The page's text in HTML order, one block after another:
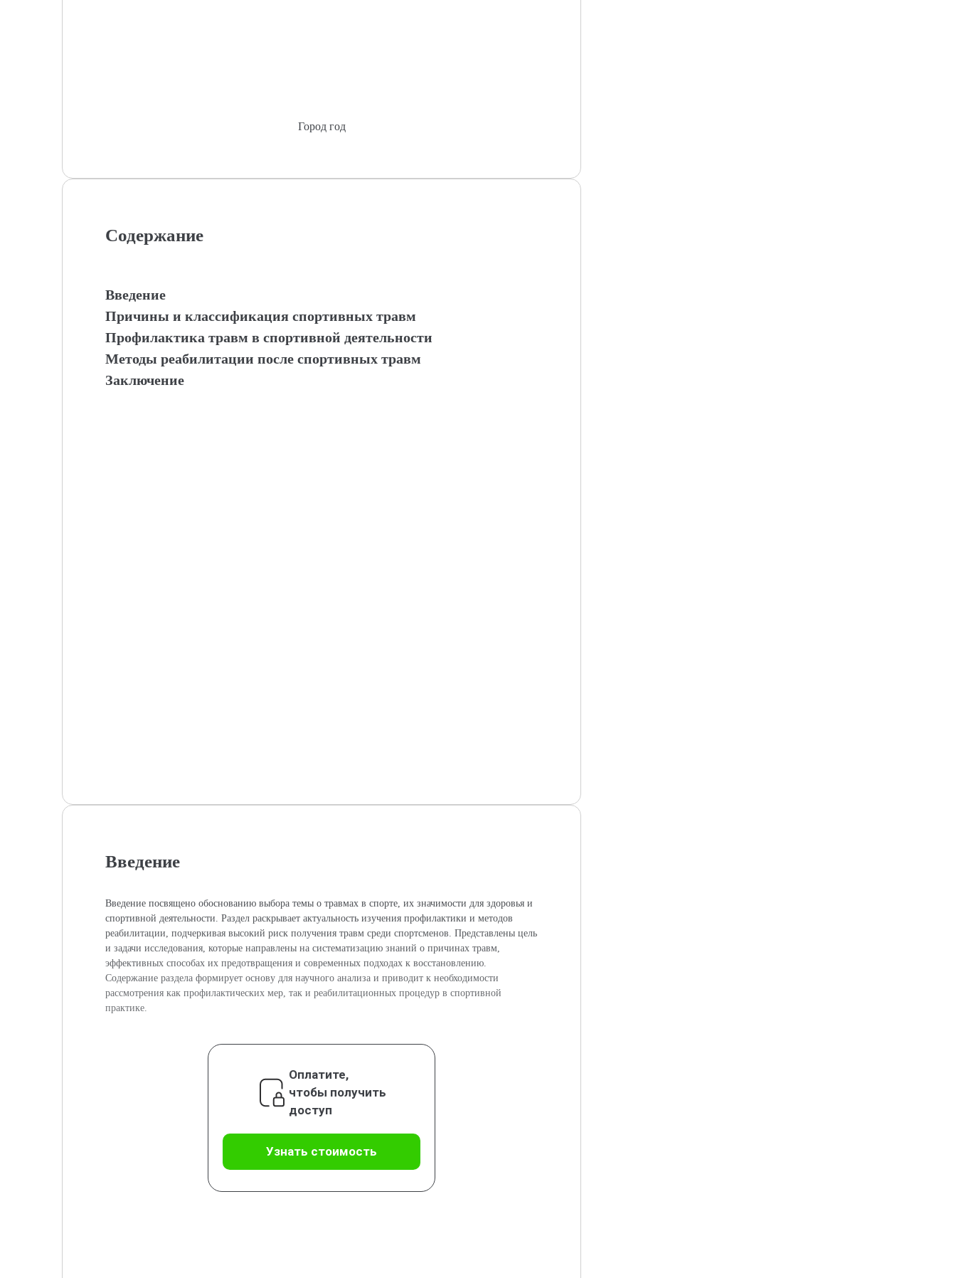
Город год
Содержание
Введение
Причины и классификация спортивных травм
Профилактика травм в спортивной деятельности
Методы реабилитации после спортивных травм
Заключение
Введение
Введение посвящено обоснованию выбора темы о травмах в спорте, их значимости для здоровья и
спортивной деятельности. Раздел раскрывает актуальность изучения профилактики и методов
реабилитации, подчеркивая высокий риск получения травм среди спортсменов. Представлены цель
и задачи исследования, которые направлены на систематизацию знаний о причинах травм,
эффективных способах их предотвращения и современных подходах к восстановлению.
Содержание раздела формирует основу для научного анализа и приводит к необходимости
рассмотрения как профилактических мер, так и реабилитационных процедур в спортивной
практике.
Оплатите,
чтобы получить
доступ
Узнать стоимость